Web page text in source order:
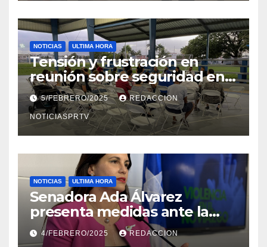
NOTICIAS ULTIMA HORA
Tensión y frustración en
reunión sobre seguridad en
Reparto Metropolitano
5/FEBRERO/2025 REDACCION
NOTICIASPRTV
NOTICIAS ULTIMA HORA
Senadora Ada Álvarez
presenta medidas ante la
violencia en el noviazgo
4/FEBRERO/2025 REDACCION